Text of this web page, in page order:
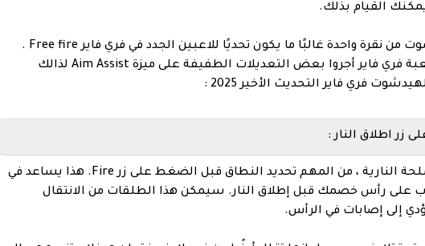
القيام بذلك.
الحصول على لقطات الهيدشوت من نقرة واحدة غالبًا ما يكون تحديًا للاعبين الجدد في فري فاير Free fire .
تجدر الإشارة إلى أن مطوري لعبة فري فاير أجروا بعض التعديلات الطفيفة على ميزة Aim Assist لذالك
عند الانخراط في معركة بالأسلحة النارية ، من المهم تحديد النطاق قبل الضغط على زر Fire. هذا يساعد في
على رأس خصمك قبل إطلاق النار. سيمكن هذا الطلقات من الانتقال
إلى إصابات في الرأس.